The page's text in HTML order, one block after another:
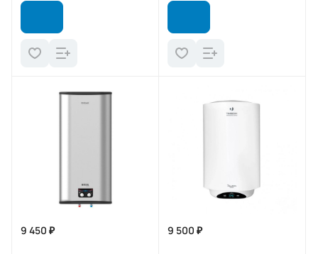
9 450 ₽ 9 500 ₽